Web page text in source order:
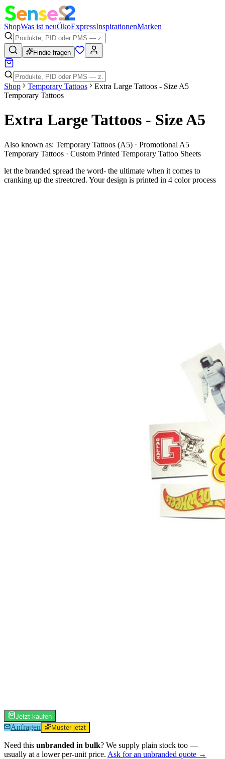
ShopWas ist neuÖkoExpressInspirationenMarken
Findie fragen
Shop Temporary Tattoos
Extra Large Tattoos - Size A5
Temporary Tattoos
Extra Large Tattoos - Size A5
Also known as: Temporary Tattoos (A5) · Promotional A5
Temporary Tattoos · Custom Printed Temporary Tattoo Sheets
let the branded spread the word- the ultimate when it comes to
cranking up the streetcred. Your design is printed in 4 color process
Jetzt kaufen
Anfragen Muster jetzt
Need this unbranded in bulk? We supply plain stock too —
usually at a lower per-unit price. Ask for an unbranded quote →